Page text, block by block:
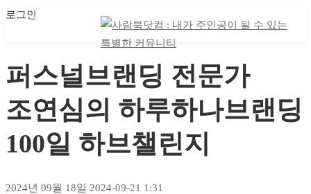
로그인
퍼스널브랜딩 전문가
조연심의 하루하나브랜딩
100일 하브챌린지
2024년 09월 18일 2024-09-21 1:31